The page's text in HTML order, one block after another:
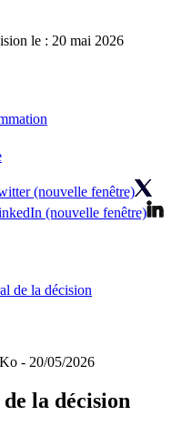
le : 20 mai 2026
(nouvelle fenêtre)
(nouvelle fenêtre)
de la décision
- 20/05/2026
la décision